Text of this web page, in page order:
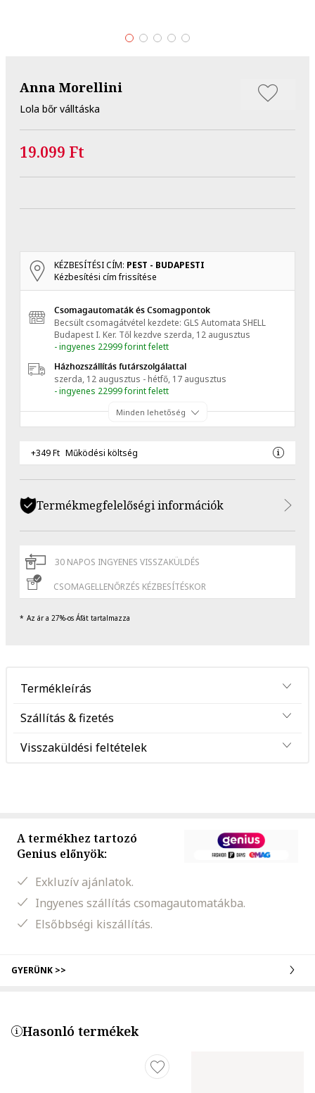
Anna Morellini
Lola bőr válltáska
19.099 Ft
KÉZBESÍTÉSI CÍM: PEST - BUDAPESTI
Kézbesítési cím frissítése
Csomagautomaták és Csomagpontok
Becsült csomagátvétel kezdete: GLS Automata SHELL
Budapest I. Ker. Től kezdve szerda, 12 augusztus
- ingyenes 22999 forint felett
Házhozszállítás futárszolgálattal
szerda, 12 augusztus - hétfő, 17 augusztus
- ingyenes 22999 forint felett
Minden lehetőség
+349 Ft Működési költség
Termékmegfelelőségi információk
30 NAPOS INGYENES VISSZAKÜLDÉS
CSOMAGELLENŐRZÉS KÉZBESÍTÉSKOR
Az ár a 27%-os Áfát tartalmazza
Termékleírás
Szállítás & fizetés
Visszaküldési feltételek
A termékhez tartozó
Genius előnyök:
Exkluzív ajánlatok.
Ingyenes szállítás csomagautomatákba.
Elsőbbségi kiszállítás.
GYERÜNK >>
Hasonló termékek